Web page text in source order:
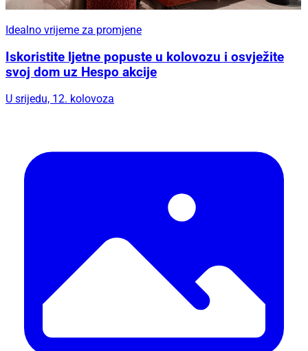
Idealno vrijeme za promjene
Iskoristite ljetne popuste u kolovozu i osvježite
svoj dom uz Hespo akcije
U srijedu, 12. kolovoza